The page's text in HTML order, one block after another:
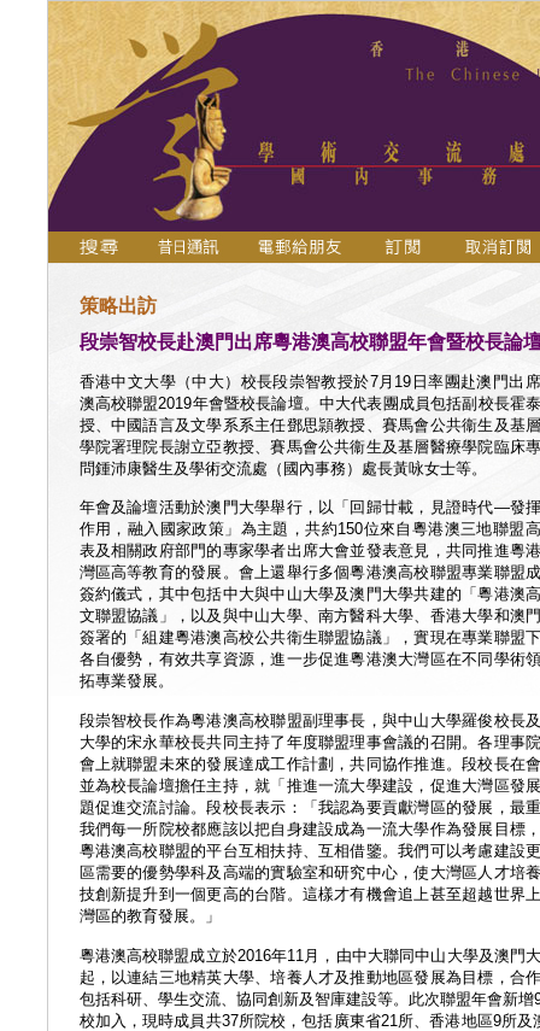
策略出訪
段崇智校長赴澳門出席粵港澳高校聯盟年會暨校長論
香港中文大學（中大）校長段崇智教授於7月19日率團赴澳門出
澳高校聯盟2019年會暨校長論壇。中大代表團成員包括副校長霍
授、中國語言及文學系系主任鄧思頴教授、賽馬會公共衞生及基
學院署理院長謝立亞教授、賽馬會公共衞生及基層醫療學院臨床
問鍾沛康醫生及學術交流處（國內事務）處長黃咏女士等。
年會及論壇活動於澳門大學舉行，以「回歸廿載，見證時代—發
作用，融入國家政策」為主題，共約150位來自粵港澳三地聯盟
表及相關政府部門的專家學者出席大會並發表意見，共同推進粵
灣區高等教育的發展。會上還舉行多個粵港澳高校聯盟專業聯盟
簽約儀式，其中包括中大與中山大學及澳門大學共建的「粵港澳
文聯盟協議」，以及與中山大學、南方醫科大學、香港大學和澳
簽署的「組建粵港澳高校公共衛生聯盟協議」，實現在專業聯盟
各自優勢，有效共享資源，進一步促進粵港澳大灣區在不同學術
拓專業發展。
段崇智校長作為粵港澳高校聯盟副理事長，與中山大學羅俊校長
大學的宋永華校長共同主持了年度聯盟理事會議的召開。各理事
會上就聯盟未來的發展達成工作計劃，共同協作推進。段校長在
並為校長論壇擔任主持，就「推進一流大學建設，促進大灣區發
題促進交流討論。段校長表示：「我認為要貢獻灣區的發展，最
我們每一所院校都應該以把自身建設成為一流大學作為發展目標
粵港澳高校聯盟的平台互相扶持、互相借鑒。我們可以考慮建設
區需要的優勢學科及高端的實驗室和研究中心，使大灣區人才培
技創新提升到一個更高的台階。這樣才有機會追上甚至超越世界
灣區的教育發展。」
粵港澳高校聯盟成立於2016年11月，由中大聯同中山大學及澳門
起，以連結三地精英大學、培養人才及推動地區發展為目標，合
包括科研、學生交流、協同創新及智庫建設等。此次聯盟年會新增
校加入，現時成員共37所院校，包括廣東省21所、香港地區9所及